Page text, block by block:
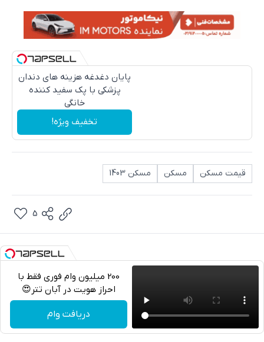
پایان دغدغه هزینه های دندان
پزشکی با پک سفید کننده
خانگی
تخفیف ویژه!
قیمت مسکن مسکن مسکن 1403
واتساپ
5
200 میلیون وام فوری فقط با
احراز هویت در آبان تتر😍
دریافت وام